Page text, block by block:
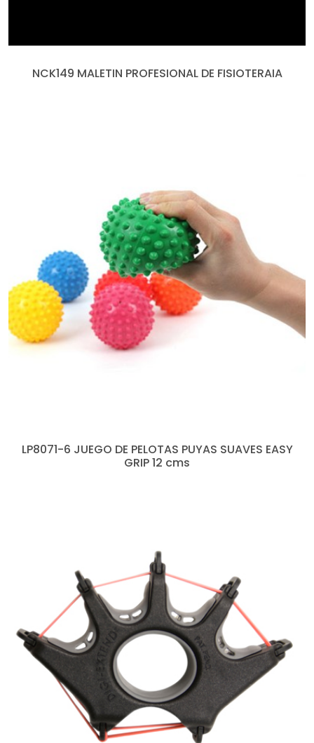
NCK149 MALETIN PROFESIONAL DE FISIOTERAIA
LP8071-6 JUEGO DE PELOTAS PUYAS SUAVES EASY
GRIP 12 cms